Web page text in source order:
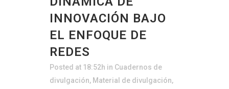
INNOVACIÓN BAJO
EL ENFOQUE DE
REDES
Posted at 18:52h in Cuadernos de
divulgación, Material de divulgación,